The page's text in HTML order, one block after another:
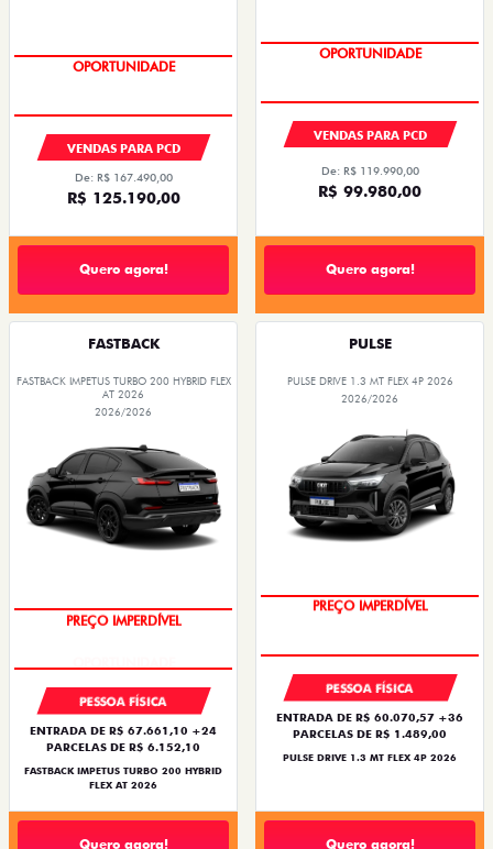
OPORTUNIDADE
VENDAS PARA PCD
De: R$ 167.490,00
R$ 125.190,00
Quero agora!
OPORTUNIDADE
VENDAS PARA PCD
De: R$ 119.990,00
R$ 99.980,00
Quero agora!
FASTBACK
FASTBACK IMPETUS TURBO 200 HYBRID FLEX
AT 2026
2026/2026
PREÇO IMPERDÍVEL
PESSOA FÍSICA
ENTRADA DE R$ 67.661,10 +24
PARCELAS DE R$ 6.152,10
FASTBACK IMPETUS TURBO 200 HYBRID
FLEX AT 2026
Quero agora!
PULSE
PULSE DRIVE 1.3 MT FLEX 4P 2026
2026/2026
PREÇO IMPERDÍVEL
PESSOA FÍSICA
ENTRADA DE R$ 60.070,57 +36
PARCELAS DE R$ 1.489,00
PULSE DRIVE 1.3 MT FLEX 4P 2026
Quero agora!